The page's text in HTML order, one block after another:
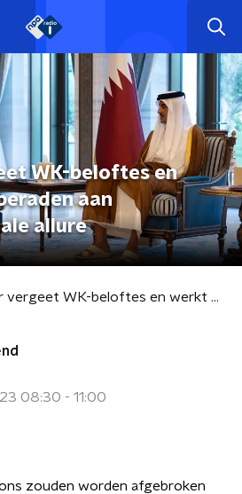
WK-beloftes en
aan
allure
Qatar vergeet WK-beloftes en werkt vastberaden aan internationale allure
08:30 - 11:00
zouden worden afgebroken